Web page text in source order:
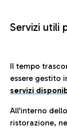
Servizi utili
Il tempo
essere gestito
servizi
All’interno
ristorazione,